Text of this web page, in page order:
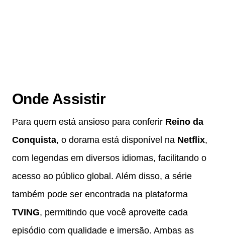
Onde Assistir
Para quem está ansioso para conferir Reino da
Conquista, o dorama está disponível na Netflix,
com legendas em diversos idiomas, facilitando o
acesso ao público global. Além disso, a série
também pode ser encontrada na plataforma
TVING, permitindo que você aproveite cada
episódio com qualidade e imersão. Ambas as